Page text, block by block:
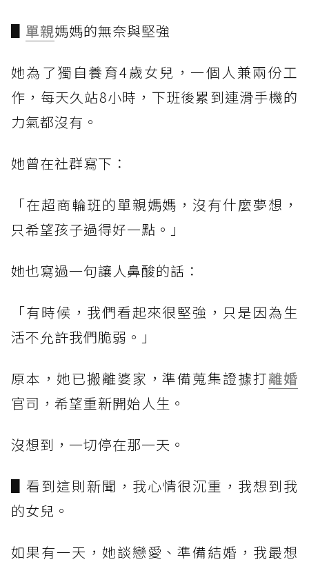
▋ 單親媽媽的無奈與堅強
她為了獨自養育4歲女兒，一個人兼兩份工
作，每天久站8小時，下班後累到連滑手機的
力氣都沒有。
她曾在社群寫下：
「在超商輪班的單親媽媽，沒有什麼夢想，
只希望孩子過得好一點。」
她也寫過一句讓人鼻酸的話：
「有時候，我們看起來很堅強，只是因為生
活不允許我們脆弱。」
原本，她已搬離婆家，準備蒐集證據打離婚
官司，希望重新開始人生。
沒想到，一切停在那一天。
▋看到這則新聞，我心情很沉重，我想到我
的女兒。
如果有一天，她談戀愛、準備結婚，我最想